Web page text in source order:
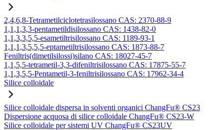
2,4,6,8-Tetrametilciclotetrasilossano CAS: 2370-88-9
1,1,1,3,3-pentametildisilossano CAS: 1438-82-0
1,1,3,3,5,5-esametiltrisilossano CAS: 1189-93-1
1,1,1,3,5,5,5-eptametiltrisilossano CAS: 1873-88-7
Feniltris(dimetilsilossi)silano CAS: 18027-45-7
1,1,5,5-tetrametil-3,3-difeniltrisilossano CAS: 17875-55-7
1,1,3,5,5-Pentametil-3-feniltrisilossano CAS: 17962-34-4
Silice colloidale
Silice colloidale dispersa in solventi organici ChangFu® CS23
Dispersione acquosa di silice colloidale ChangFu® CS23-W
Silice colloidale per sistemi UV ChangFu® CS23UV